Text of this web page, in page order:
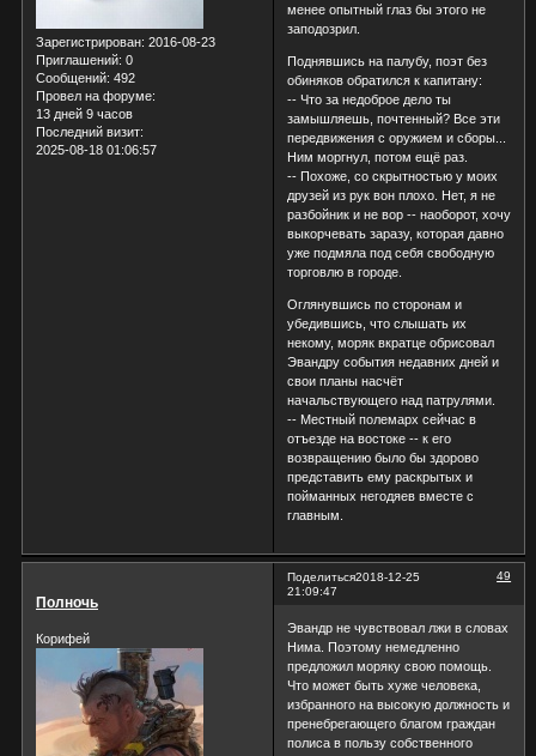
Зарегистрирован: 2016-08-23
Приглашений: 0
Сообщений: 492
Провел на форуме:
13 дней 9 часов
Последний визит:
2025-08-18 01:06:57
менее опытный глаз бы этого не
заподозрил.
Поднявшись на палубу, поэт без
обиняков обратился к капитану:
-- Что за недоброе дело ты
замышляешь, почтенный? Все эти
передвижения с оружием и сборы...
Ним моргнул, потом ещё раз.
-- Похоже, со скрытностью у моих
друзей из рук вон плохо. Нет, я не
разбойник и не вор -- наоборот, хочу
выкорчевать заразу, которая давно
уже подмяла под себя свободную
торговлю в городе.
Оглянувшись по сторонам и
убедившись, что слышать их
некому, моряк вкратце обрисовал
Эвандру события недавних дней и
свои планы насчёт
начальствующего над патрулями.
-- Местный полемарх сейчас в
отъезде на востоке -- к его
возвращению было бы здорово
представить ему раскрытых и
пойманных негодяев вместе с
главным.
Поделиться 49
2018-12-25
21:09:47
Полночь
Корифей
Эвандр не чувствовал лжи в словах
Нима. Поэтому немедленно
предложил моряку свою помощь.
Что может быть хуже человека,
избранного на высокую должность и
пренебрегающего благом граждан
полиса в пользу собственного